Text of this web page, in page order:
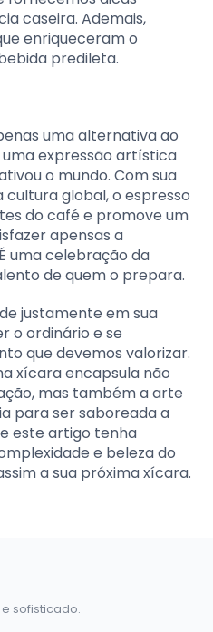
caseira. Ademais,
enriqueceram o
predileta.
uma alternativa ao
expressão artística
o mundo. Com sua
global, o espresso
do café e promove um
apensas a
uma celebração da
de quem o prepara.
justamente em sua
o ordinário e se
que devemos valorizar.
xícara encapsula não
mas também a arte
para ser saboreada a
este artigo tenha
e beleza do
a sua próxima xícara.
sofisticado.